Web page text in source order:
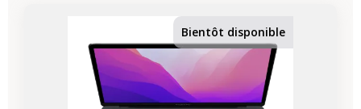
Bientôt disponible